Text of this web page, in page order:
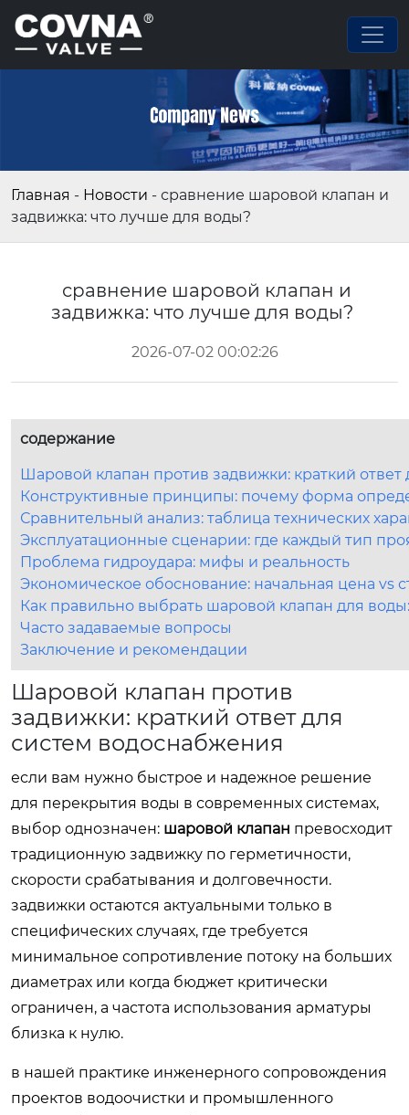
Главная - Новости - сравнение шаровой клапан и
задвижка: что лучше для воды?
сравнение шаровой клапан и
задвижка: что лучше для воды?
2026-07-02 00:02:26
содержание
Шаровой клапан против задвижки: краткий
Конструктивные принципы: почему форма
Сравнительный анализ: таблица технических
Эксплуатационные сценарии: где каждый тип
Проблема гидроудара: мифы и реальность
Экономическое обоснование: начальная цена vs
Как правильно выбрать шаровой клапан для
Часто задаваемые вопросы
Заключение и рекомендации
Шаровой клапан против
задвижки: краткий ответ для
систем водоснабжения
если вам нужно быстрое и надежное решение
для перекрытия воды в современных системах,
выбор однозначен: шаровой клапан превосходит
традиционную задвижку по герметичности,
скорости срабатывания и долговечности.
задвижки остаются актуальными только в
специфических случаях, где требуется
минимальное сопротивление потоку на больших
диаметрах или когда бюджет критически
ограничен, а частота использования арматуры
близка к нулю.
в нашей практике инженерного сопровождения
проектов водоочистки и промышленного